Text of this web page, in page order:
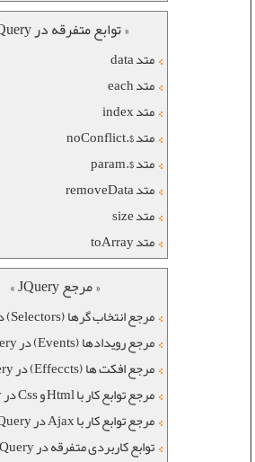
« توابع متفرقه در JQuery »
متد data
متد each
متد index
متد $.noConflict
متد $.param
متد removeData
متد size
متد toArray
« مرجع JQuery »
مرجع انتخاب گرها (Selectors) در JQuery
مرجع رویدادها (Events) در JQuery
مرجع افکت ها (Effeccts) در JQuery
مرجع توابع کار با Html و Css در JQuery
مرجع توابع کار با Ajax در JQuery
توابع کاربردی متفرقه در JQuery